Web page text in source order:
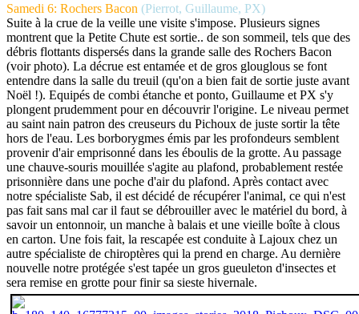
Samedi 6: Rochers Bacon (Pierrot, Guillaume, PX)
Suite à la crue de la veille une visite s'impose. Plusieurs signes
montrent que la Petite Chute est sortie.. de son sommeil, tels que des
débris flottants dispersés dans la grande salle des Rochers Bacon
(voir photo). La décrue est entamée et de gros glouglous se font
entendre dans la salle du treuil (qu'on a bien fait de sortie juste avant
Noël !). Equipés de combi étanche et ponto, Guillaume et PX s'y
plongent prudemment pour en découvrir l'origine. Le niveau permet
au saint nain patron des creuseurs du Pichoux de juste sortir la tête
hors de l'eau. Les borborygmes émis par les profondeurs semblent
provenir d'air emprisonné dans les éboulis de la grotte. Au passage
une chauve-souris mouillée s'agite au plafond, probablement restée
prisonnière dans une poche d'air du plafond. Après contact avec
notre spécialiste Sab, il est décidé de récupérer l'animal, ce qui n'est
pas fait sans mal car il faut se débrouiller avec le matériel du bord, à
savoir un entonnoir, un manche à balais et une vieille boîte à clous
en carton. Une fois fait, la rescapée est conduite à Lajoux chez un
autre spécialiste de chiroptères qui la prend en charge. Au dernière
nouvelle notre protégée s'est tapée un gros gueuleton d'insectes et
sera remise en grotte pour finir sa sieste hivernale.